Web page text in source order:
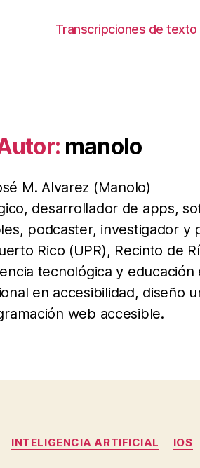
Transcripciones de texto
manolo
M. Alvarez (Manolo)
desarrollador de apps,
podcaster, investigador y
Rico (UPR), Recinto de
tecnológica y educación
en accesibilidad, diseño
web accesible.
Categorías
INTELIGENCIA ARTIFICIAL IOS